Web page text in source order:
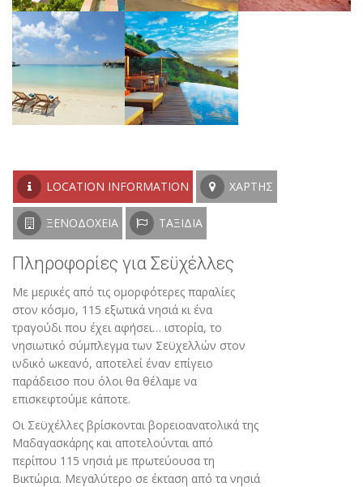
LOCATION INFORMATION ΧΆΡΤΗΣ
ΞΕΝΟΔΟΧΕΊΑ ΤΑΞΊΔΙΑ
Πληροφορίες για Σεϋχέλλες
Με μερικές από τις ομορφότερες παραλίες
στον κόσμο, 115 εξωτικά νησιά κι ένα
τραγούδι που έχει αφήσει… ιστορία, το
νησιωτικό σύμπλεγμα των Σεϋχελλών στον
ινδικό ωκεανό, αποτελεί έναν επίγειο
παράδεισο που όλοι θα θέλαμε να
επισκεφτούμε κάποτε.
Οι Σεϋχέλλες βρίσκονται βορειοανατολικά της
Μαδαγασκάρης και αποτελούνται από
περίπου 115 νησιά με πρωτεύουσα τη
Βικτώρια. Μεγαλύτερο σε έκταση από τα νησιά